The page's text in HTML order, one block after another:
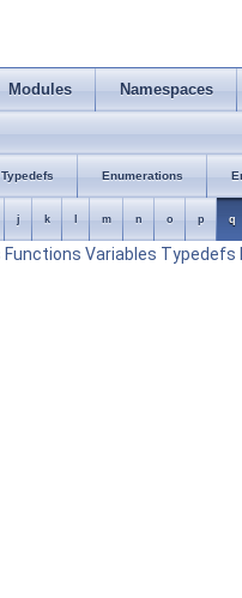
Modules Namespaces
Typedefs Enumerations
j k m n o p q
Functions Variables Typedefs